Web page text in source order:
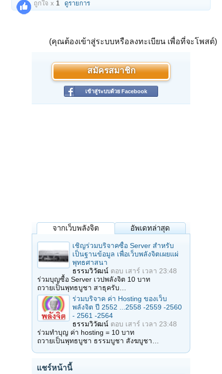
ถูกใจ x1 ดูรายการ
(คุณต้องเข้าสู่ระบบหรือลงทะเบียน เพื่อที่จะโพสต์)
สมัครสมาชิก
เข้าสู่ระบบด้วย Facebook
จากเว็บพลังจิต อัพเดทล่าสุด
เชิญร่วมบริจาคซื้อ Server สำหรับ
เป็นฐานข้อมูล เพื่อเว็บพลังจิตเผยแผ่
พุทธศาสนา
ธรรมวิวัฒน์ ตอบ เสาร์ เวลา 23:48
ร่วมบุญซื้อ Server เวปพลังจิต 10 บาท
ถวายเป็นพุทธบูชา สาธุครับ…
ร่วมบริจาค ค่า Hosting ของเว็บ
พลังจิต ปี 2552 ...2558 -2559 -2560
- 2561 -2564
ธรรมวิวัฒน์ ตอบ เสาร์ เวลา 23:48
ร่วมทำบุญ ค่า hosting = 10 บาท
ถวายเป็นพุทธบูชา ธรรมบูชา สังฆบูชา…
แชร์หน้านี้